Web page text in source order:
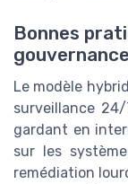
Bonnes
Le modèle
surveillance
gardant en
sur les
remédiation